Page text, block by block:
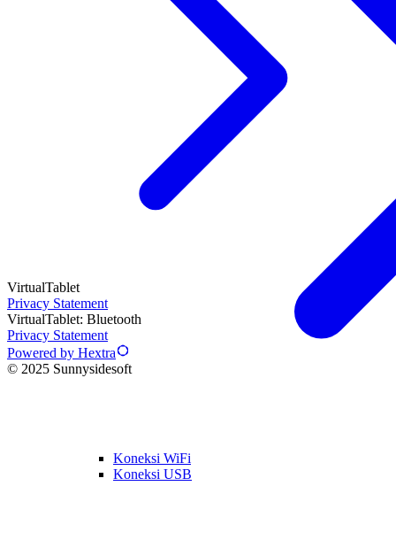
Koneksi WiFi
Koneksi USB
VirtualTablet
Privacy Statement
VirtualTablet: Bluetooth
Privacy Statement
Powered by Hextra
© 2025 Sunnysidesoft